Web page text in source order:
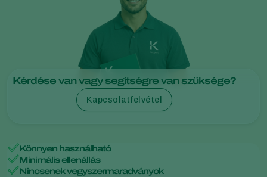
Kérdése van vagy segítségre van szüksége?
Kapcsolatfelvétel
Könnyen használható
Minimális ellenállás
Nincsenek vegyszermaradványok